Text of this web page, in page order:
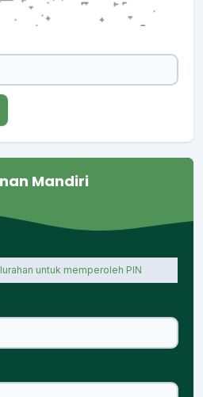
Mandiri
untuk memperoleh PIN